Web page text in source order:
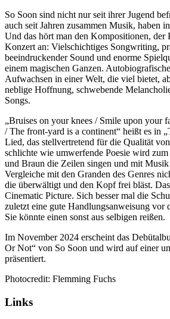
So Soon sind nicht nur seit ihrer Jugend
auch seit Jahren zusammen Musik, haben
Und das hört man den Kompositionen, der
Konzert an: Vielschichtiges Songwriting,
beeindruckender Sound und enorme
einem magischen Ganzen.
Aufwachsen in einer Welt, die viel bietet,
neblige Hoffnung, schwebende
Songs.
„Bruises on your knees / Smile upon your
/ The front-yard is a continent“ heißt es in
Lied, das stellvertretend für die Qualität
schlichte wie umwerfende Poesie wird
und Braun die Zeilen singen und mit
Vergleiche mit den Granden des Genres
die überwältigt und den Kopf frei bläst.
Cinematic Picture. Sich besser mal die
zuletzt eine gute Handlungsanweisung vor
Sie könnte einen sonst aus selbigen reißen.
Im November 2024 erscheint das
Or Not“ von So Soon und wird auf einer
präsentiert.
Photocredit: Flemming Fuchs
Links